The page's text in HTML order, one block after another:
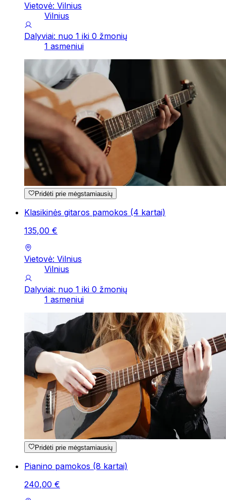
Vietovė: Vilnius
Vilnius
Dalyviai: nuo 1 iki 0 žmonių
1 asmeniui
Pridėti prie mėgstamiausių
Klasikinės gitaros pamokos (4 kartai)
135,00 €
Vietovė: Vilnius
Vilnius
Dalyviai: nuo 1 iki 0 žmonių
1 asmeniui
Pridėti prie mėgstamiausių
Pianino pamokos (8 kartai)
240,00 €